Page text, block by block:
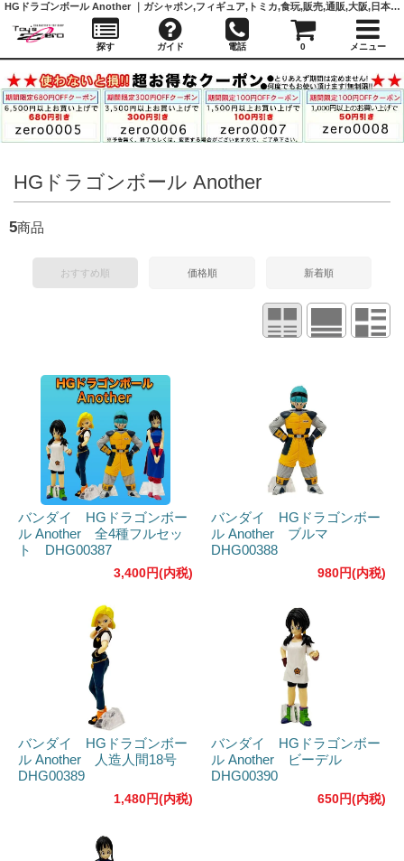
HGドラゴンボール Another
5商品
おすすめ順 価格順 新着順
バンダイ HGドラゴンボー
ル Another 全4種フルセッ
ト DHG00387
3,400円(内税)
バンダイ HGドラゴンボー
ル Another ブルマ
DHG00388
980円(内税)
バンダイ HGドラゴンボー
ル Another 人造人間18号
DHG00389
1,480円(内税)
バンダイ HGドラゴンボー
ル Another ビーデル
DHG00390
650円(内税)
HGドラゴンボール Another ｜ガシャポン,フィギュア,トミカ,食玩,販売,通販,大阪,日本橋, 『Toy's Zero』 トイズゼロ
探す ガイド 電話 0 メニュー